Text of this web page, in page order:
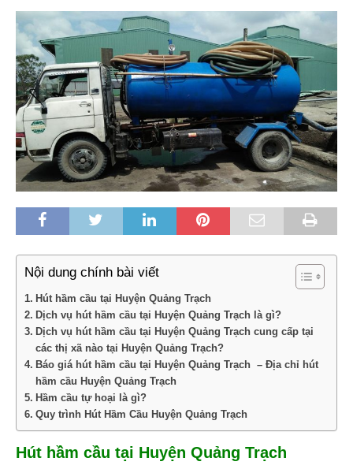
Nội dung chính bài viết
Hút hầm cầu tại Huyện Quảng Trạch
Dịch vụ hút hầm cầu tại Huyện Quảng Trạch là gì?
Dịch vụ hút hầm cầu tại Huyện Quảng Trạch cung cấp tại
các thị xã nào tại Huyện Quảng Trạch?
Báo giá hút hầm cầu tại Huyện Quảng Trạch – Địa chỉ hút
hầm cầu Huyện Quảng Trạch
Hầm cầu tự hoại là gì?
Quy trình Hút Hầm Cầu Huyện Quảng Trạch
Hút hầm cầu tại Huyện Quảng Trạch